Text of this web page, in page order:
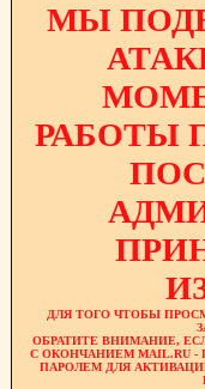
МЫ
РАБОТЫ
ДЛЯ ТОГО ЧТОБЫ
ОБРАТИТЕ ВНИМАНИЕ,
С ОКОНЧАНИЕМ MAIL.RU
ПАРОЛЕМ ДЛЯ